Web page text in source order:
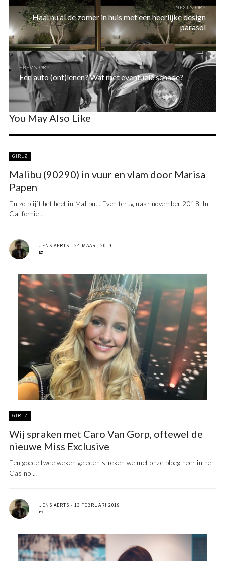
NEXT STORY
Haal nu al de zomer in huis met een heerlijke design
parasol
PREV STORY
Een auto (ont)lenen? Wat met eventuele schade?
You May Also Like
GIRLZ
Malibu (90290) in vuur en vlam door Marisa
Papen
En zo blijft het heet in Malibu… Even terug naar november 2018. In
Californië ...
JENS AERTS 24 MAART 2019
GIRLZ
Wij spraken met Caro Van Gorp, oftewel de
nieuwe Miss Exclusive
Een goede twee weken geleden streken we met onze ploeg neer in het
Casino ...
JENS AERTS 13 FEBRUARI 2019